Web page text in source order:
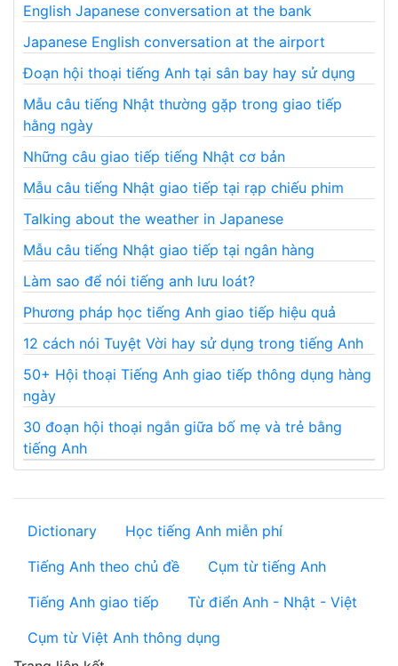
English Japanese conversation at the bank
Japanese English conversation at the airport
Đoạn hội thoại tiếng Anh tại sân bay hay sử dụng
Mẫu câu tiếng Nhật thường gặp trong giao tiếp
hằng ngày
Những câu giao tiếp tiếng Nhật cơ bản
Mẫu câu tiếng Nhật giao tiếp tại rạp chiếu phim
Talking about the weather in Japanese
Mẫu câu tiếng Nhật giao tiếp tại ngân hàng
Làm sao để nói tiếng anh lưu loát?
Phương pháp học tiếng Anh giao tiếp hiệu quả
12 cách nói Tuyệt Vời hay sử dụng trong tiếng Anh
50+ Hội thoại Tiếng Anh giao tiếp thông dụng hàng
ngày
30 đoạn hội thoại ngắn giữa bố mẹ và trẻ bằng
tiếng Anh
Dictionary
Học tiếng Anh miễn phí
Tiếng Anh theo chủ đề
Cụm từ tiếng Anh
Tiếng Anh giao tiếp
Từ điển Anh - Nhật - Việt
Cụm từ Việt Anh thông dụng